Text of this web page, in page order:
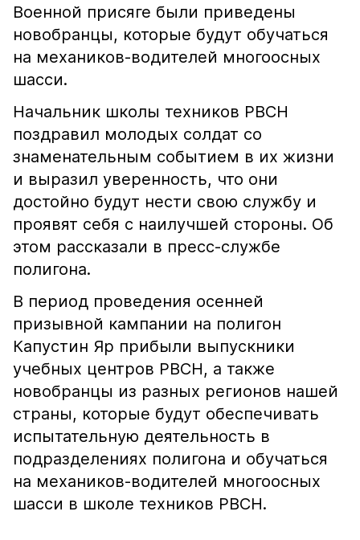
Военной присяге были приведены
новобранцы, которые будут обучаться
на механиков-водителей многоосных
шасси.
Начальник школы техников РВСН
поздравил молодых солдат со
знаменательным событием в их жизни
и выразил уверенность, что они
достойно будут нести свою службу и
проявят себя с наилучшей стороны. Об
этом рассказали в пресс-службе
полигона.
В период проведения осенней
призывной кампании на полигон
Капустин Яр прибыли выпускники
учебных центров РВСН, а также
новобранцы из разных регионов нашей
страны, которые будут обеспечивать
испытательную деятельность в
подразделениях полигона и обучаться
на механиков-водителей многоосных
шасси в школе техников РВСН.